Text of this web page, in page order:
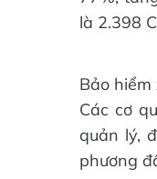
là 2.398
Bảo
Các cơ
quản lý,
phương